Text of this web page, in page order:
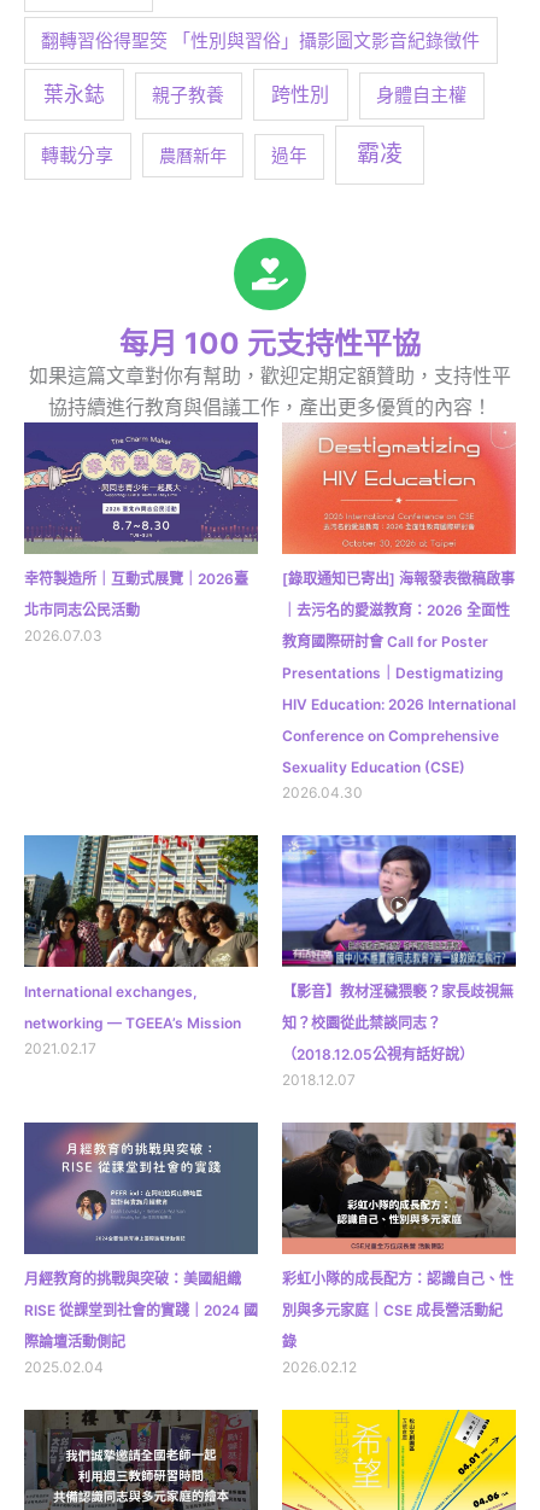
翻轉習俗得聖筊 「性別與習俗」攝影圖文影音紀錄徵件
葉永鋕 親子教養 跨性別 身體自主權
轉載分享 農曆新年 過年 霸凌
每月 100 元支持性平協
如果這篇文章對你有幫助，歡迎定期定額贊助，支持性平
協持續進行教育與倡議工作，產出更多優質的內容！
幸符製造所｜互動式展覽｜2026臺
北市同志公民活動
2026.07.03
[錄取通知已寄出] 海報發表徵稿啟事
｜去污名的愛滋教育：2026 全面性
教育國際研討會 Call for Poster
Presentations｜Destigmatizing
HIV Education: 2026 International
Conference on Comprehensive
Sexuality Education (CSE)
2026.04.30
International exchanges,
networking — TGEEA’s Mission
2021.02.17
【影音】教材淫穢猥褻？家長歧視無
知？校園從此禁談同志？
（2018.12.05公視有話好說）
2018.12.07
月經教育的挑戰與突破：美國組織
RISE 從課堂到社會的實踐｜2024 國
際論壇活動側記
2025.02.04
彩虹小隊的成長配方：認識自己、性
別與多元家庭｜CSE 成長營活動紀
錄
2026.02.12